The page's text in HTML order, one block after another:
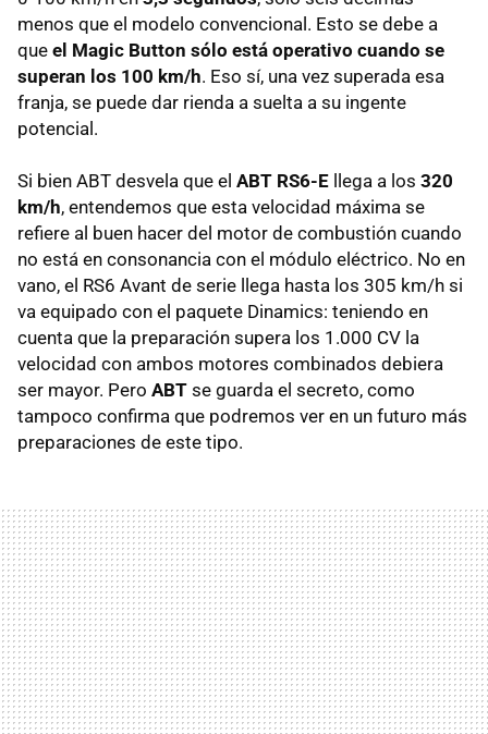
menos que el modelo convencional. Esto se debe a
que el Magic Button sólo está operativo cuando se
superan los 100 km/h. Eso sí, una vez superada esa
franja, se puede dar rienda a suelta a su ingente
potencial.
Si bien ABT desvela que el ABT RS6-E llega a los 320
km/h, entendemos que esta velocidad máxima se
refiere al buen hacer del motor de combustión cuando
no está en consonancia con el módulo eléctrico. No en
vano, el RS6 Avant de serie llega hasta los 305 km/h si
va equipado con el paquete Dinamics: teniendo en
cuenta que la preparación supera los 1.000 CV la
velocidad con ambos motores combinados debiera
ser mayor. Pero ABT se guarda el secreto, como
tampoco confirma que podremos ver en un futuro más
preparaciones de este tipo.